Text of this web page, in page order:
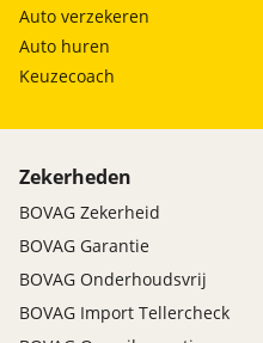
Auto verzekeren
Auto huren
Keuzecoach
Zekerheden
BOVAG Zekerheid
BOVAG Garantie
BOVAG Onderhoudsvrij
BOVAG Import Tellercheck